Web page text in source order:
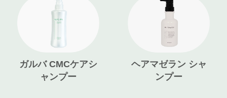
ガルバ CMCケアシ
ャンプー
ヘアマゼラン シャ
ンプー